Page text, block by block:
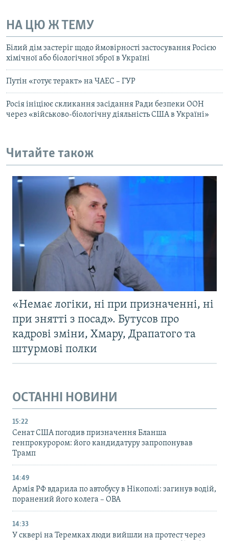
НА ЦЮ Ж ТЕМУ
Білий дім застеріг щодо ймовірності застосування Росією
хімічної або біологічної зброї в Україні
Путін «готує теракт» на ЧАЕС – ГУР
Росія ініціює скликання засідання Ради безпеки ООН
через «військово-біологічну діяльність США в Україні»
Читайте також
«Немає логіки, ні при призначенні, ні
при знятті з посад». Бутусов про
кадрові зміни, Хмару, Драпатого та
штурмові полки
ОСТАННІ НОВИНИ
15:22
Сенат США погодив призначення Бланша
генпрокурором: його кандидатуру запропонував
Трамп
14:49
Армія РФ вдарила по автобусу в Нікополі: загинув водій,
поранений його колега – ОВА
14:33
У сквері на Теремках люди вийшли на протест через